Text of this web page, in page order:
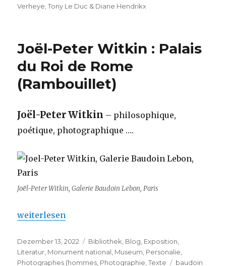
Verheye ,Tony Le Duc & Diane Hendrikx
Joël-Peter Witkin : Palais
du Roi de Rome
(Rambouillet)
Joël-Peter Witkin – philosophique,
poétique, photographique ….
Joël-Peter Witkin, Galerie Baudoin Lebon, Paris
„Joël-Peter Witkin : Palais du Roi de Rome
weiterlesen
Veröffentlicht
am
Dezember 13, 2022 Kategorien
Bibliothek Blog Exposition
Literatur Monument national Museum Personalie
Photographes (hommes Photographie ,Texte Schlagwörter
baudoin